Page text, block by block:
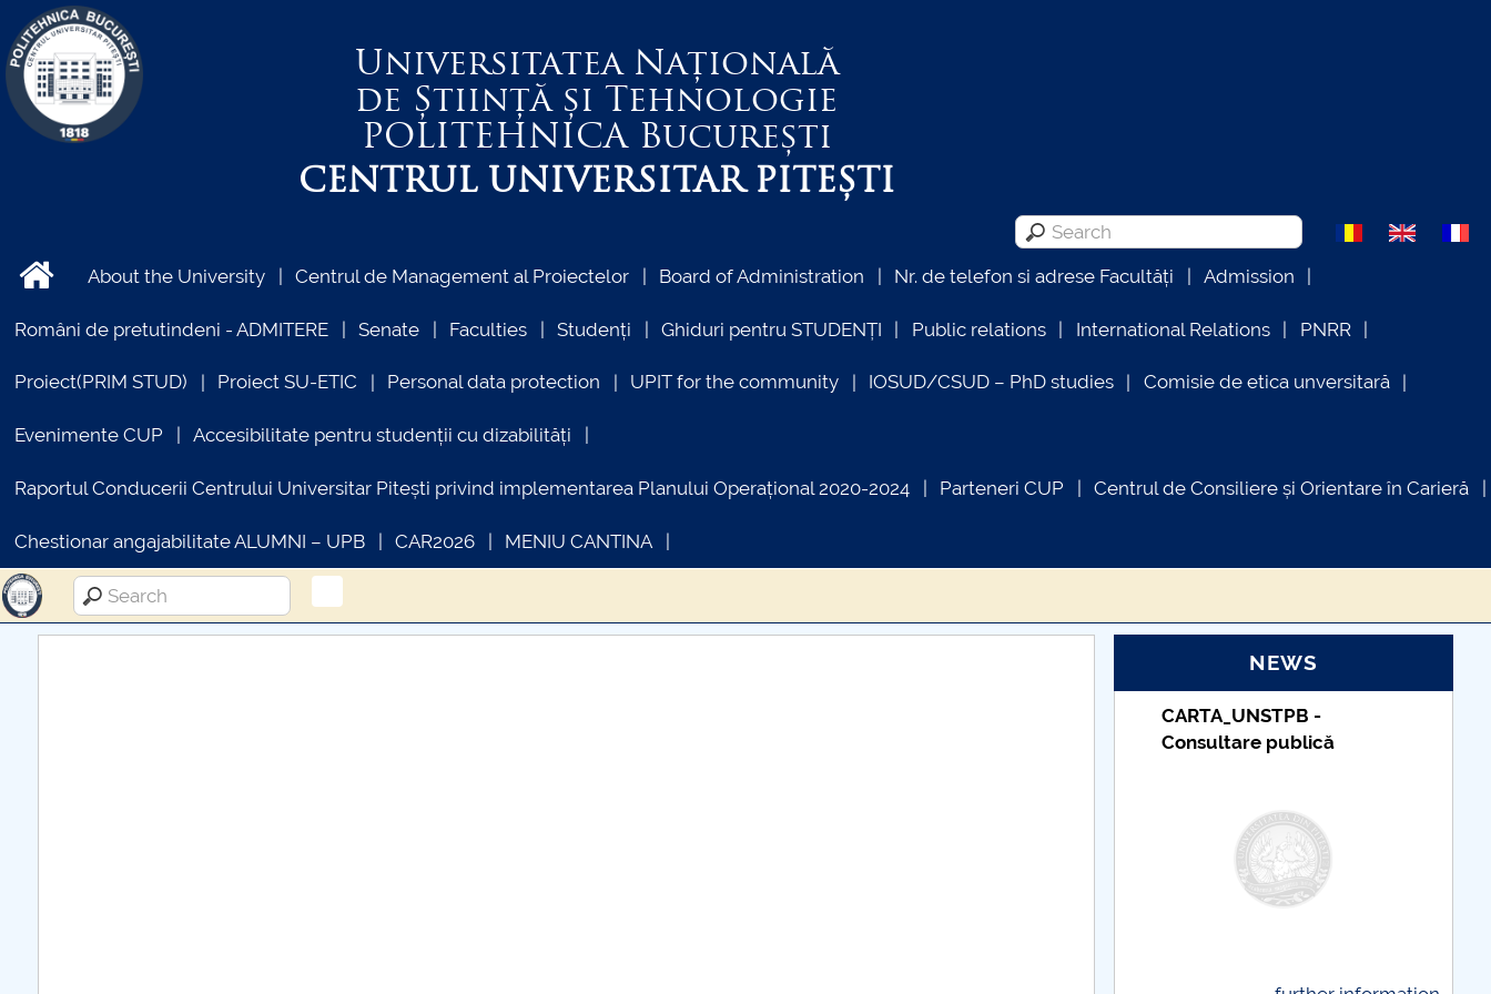
Universitatea Națională
de Știință și Tehnologie
POLITEHNICABucurești
CENTRUL UNIVERSITAR PITEȘTI
About the University Centrul de Management al Proiectelor Board of Administration Nr. de telefon si adrese Facultăți Admission
Români de pretutindeni - ADMITERE Senate Faculties Studenți Ghiduri pentru STUDENȚI Public relations International Relations PNRR
Proiect(PRIM STUD) Proiect SU-ETIC Personal data protection UPIT for the community IOSUD/CSUD – PhD studies Comisie de etica unversitară
Evenimente CUP Accesibilitate pentru studenții cu dizabilități
Raportul Conducerii Centrului Universitar Pitești privind implementarea Planului Operațional 2020-2024 Parteneri CUP Centrul de Consiliere și Orientare în Carieră
Chestionar angajabilitate ALUMNI – UPB CAR2026 MENIU CANTINA
NEWS
Taxe de școlarizare
indexate – Centrul